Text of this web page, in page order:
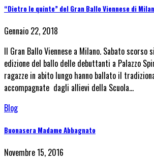
“Dietro le quinte” del Gran Ballo Viennese di
Gennaio 22, 2018
Il Gran Ballo Viennese a Milano. Sabato
edizione del ballo delle debuttanti a Palazzo
ragazze in abito lungo hanno ballato il
accompagnate dagli allievi della Scuola…
Blog
Buonasera Madame Abbagnato
Novembre 15, 2016